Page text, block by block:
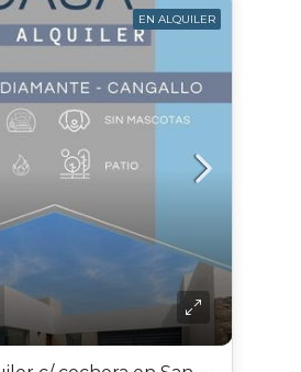
EN ALQUILER